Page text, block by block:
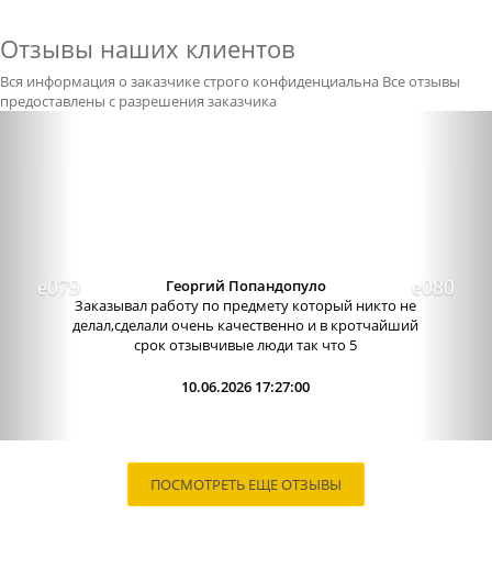
Отзывы наших клиентов
Вся информация о заказчике строго конфиденциальна Все отзывы
предоставлены с разрешения заказчика
Георгий Попандопуло
Заказывал работу по предмету который никто не
делал,сделали очень качественно и в кротчайший
срок отзывчивые люди так что 5
10.06.2026 17:27:00
ПОСМОТРЕТЬ ЕЩЕ ОТЗЫВЫ